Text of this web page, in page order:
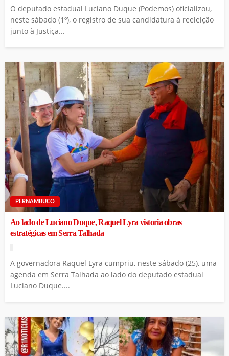
O deputado estadual Luciano Duque (Podemos) oficializou,
neste sábado (1º), o registro de sua candidatura à reeleição
junto à Justiça...
PERNAMBUCO
Ao lado de Luciano Duque, Raquel Lyra vistoria obras
estratégicas em Serra Talhada
A governadora Raquel Lyra cumpriu, neste sábado (25), uma
agenda em Serra Talhada ao lado do deputado estadual
Luciano Duque....